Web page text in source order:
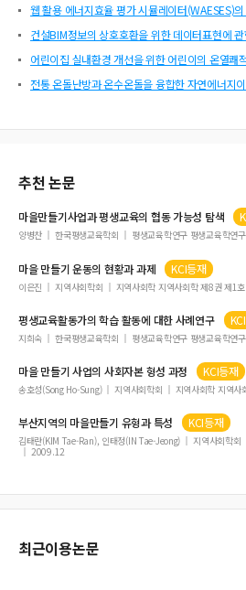
웹 활용 에너지효율 평가 시뮬레이터(WAESES)
건설BIM정보의 상호호환을 위한 데이터표현에
어린이집 실내환경 개선을 위한 어린이의 온열쾌
전통 온돌난방과 온수온돌을 융합한 자연에너지
추천 논문
마을만들기사업과 평생교육의 협동 가능성 탐색
양병찬 한국평생교육학회 평생교육학연구 평생교육학연
마을 만들기운동의 현황과 과제 KCI등재
이은진 지역사회학회 지역사회학 지역사회학 제8권 제1호
평생교육활동가의 학습 활동에 대한 사례연구
지희숙 한국평생교육학회 평생교육학연구 평생교육학연
마을 만들기사업의 사회자본 형성 과정 KCI등재
송호성(Song Ho-Sung) 지역사회학회 지역사회학 지역
부산지역의 마을만들기 유형과 특성 KCI등재
김태란(KIM Tae-Ran), 인태정(IN Tae-Jeong) 지역사회학회
2009.12
최근이용논문